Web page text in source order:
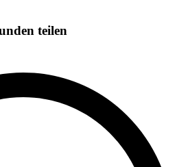
teilen